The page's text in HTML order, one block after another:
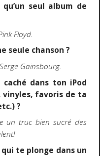
seul album de
Floyd.
seule chanson ?
Gainsbourg.
dans ton iPod
vinyles, favoris de ta
?
un truc bien sucré des
te plonge dans un